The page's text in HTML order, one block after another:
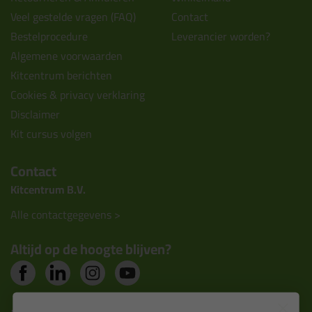
Veel gestelde vragen (FAQ)
Bestelprocedure
Algemene voorwaarden
Kitcentrum berichten
Cookies & privacy verklaring
Disclaimer
Kit cursus volgen
Contact
Leverancier worden?
Contact
Kitcentrum B.V.
Alle contactgegevens >
Altijd op de hoogte blijven?